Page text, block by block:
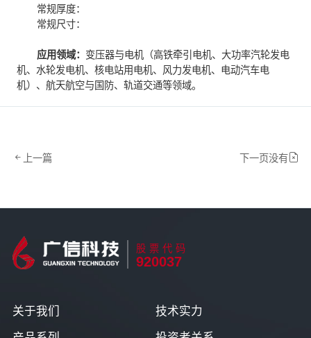
常规厚度：
常规尺寸：
应用领域： 变压器与电机（高铁牵引电机、大功率汽轮发电
机、水轮发电机、核电站用电机、风力发电机、电动汽车电
机）、航天航空与国防、轨道交通等领域。
上一篇 下一页没有
股票代码
920037
关于我们 技术实力